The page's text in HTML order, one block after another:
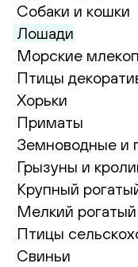
Собаки и кошки
Лошади
Морские
Птицы
Хорьки
Приматы
Земноводные и
Грызуны и
Крупный
Мелкий рогатый
Птицы
Свиньи